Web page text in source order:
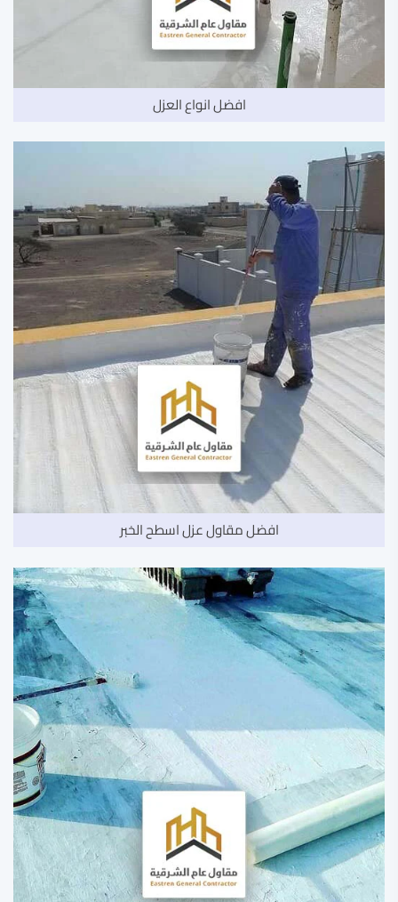
افضل انواع العزل
افضل مقاول عزل اسطح الخبر